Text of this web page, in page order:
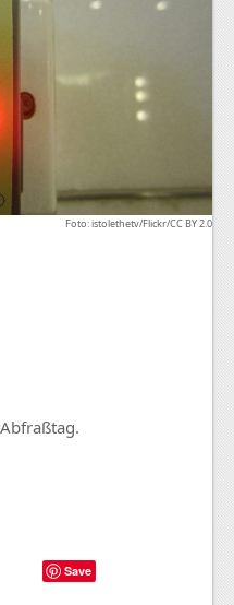
Foto: istolethetv/Flickr/CC BY 2.0
Save